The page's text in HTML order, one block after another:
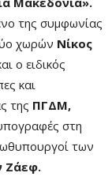
της συμφωνίας
χωρών Νίκος
ο ειδικός
και
της ΠΓΔΜ,
στη
των
Ζάεφ.